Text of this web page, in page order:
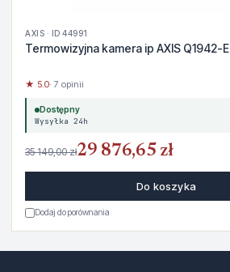
AXIS · ID 44991
Termowizyjna kamera ip AXIS Q1942-E
★ 5.0· 7 opinii
Dostępny
Wysyłka 24h
35 149,00 zł29 876,65 zł
Do koszyka
Dodaj do porównania